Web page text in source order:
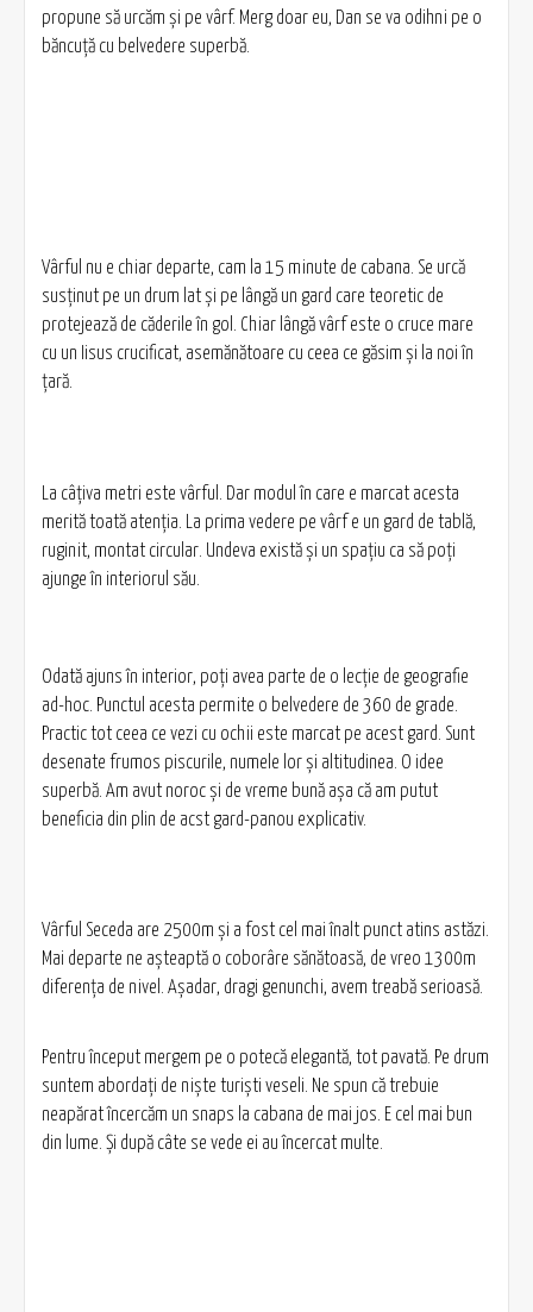
propune să urcăm şi pe vârf. Merg doar eu, Dan se va odihni pe o
băncuţă cu belvedere superbă.
Vârful nu e chiar departe, cam la 15 minute de cabana. Se urcă
susţinut pe un drum lat şi pe lângă un gard care teoretic de
protejează de căderile în gol. Chiar lângă vârf este o cruce mare
cu un Iisus crucificat, asemănătoare cu ceea ce găsim şi la noi în
ţară.
La câţiva metri este vârful. Dar modul în care e marcat acesta
merită toată atenţia. La prima vedere pe vârf e un gard de tablă,
ruginit, montat circular. Undeva există şi un spaţiu ca să poţi
ajunge în interiorul său.
Odată ajuns în interior, poţi avea parte de o lecţie de geografie
ad-hoc. Punctul acesta permite o belvedere de 360 de grade.
Practic tot ceea ce vezi cu ochii este marcat pe acest gard. Sunt
desenate frumos piscurile, numele lor şi altitudinea. O idee
superbă. Am avut noroc şi de vreme bună aşa că am putut
beneficia din plin de acst gard-panou explicativ.
Vârful Seceda are 2500m şi a fost cel mai înalt punct atins astăzi.
Mai departe ne aşteaptă o coborâre sănătoasă, de vreo 1300m
diferenţa de nivel. Aşadar, dragi genunchi, avem treabă serioasă.
Pentru început mergem pe o potecă elegantă, tot pavată. Pe drum
suntem abordaţi de nişte turişti veseli. Ne spun că trebuie
neapărat încercăm un snaps la cabana de mai jos. E cel mai bun
din lume. Şi după câte se vede ei au încercat multe.